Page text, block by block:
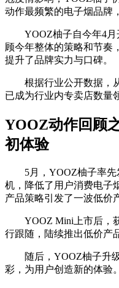
动作最频繁的电子烟品牌
YOOZ柚子自今年4
顾今年整体的策略和节奏
提升了品牌实力与口碑。
根据行业公开数据，
已成为行业内专卖店数量
YOOZ动作回顾
初体验
5月，YOOZ柚子率
机，降低了用户消费电子
产品策略引发了一波低价
YOOZ Mini上市后，
行跟随，陆续推出低价产
随后，YOOZ柚子升
彩，为用户创造新的体验。